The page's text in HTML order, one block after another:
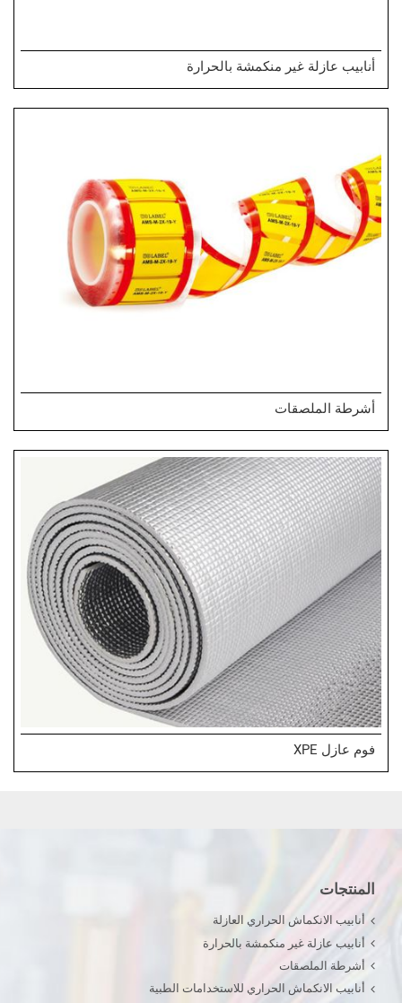
أنابيب عازلة غير منكمشة بالحرارة
أشرطة الملصقات
فوم عازل XPE
المنتجات
أنابيب الانكماش الحراري العازلة
أنابيب عازلة غير منكمشة بالحرارة
أشرطة الملصقات
أنابيب الانكماش الحراري للاستخدامات الطبية